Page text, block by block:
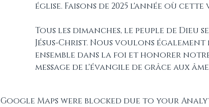
église. Faisons de 2025 l'année où
Tous les dimanches, le peuple de
Jésus-Christ. Nous voulons
ensemble dans la foi et honorer
message de l'évangile de grâce aux
Google Maps were blocked due to your